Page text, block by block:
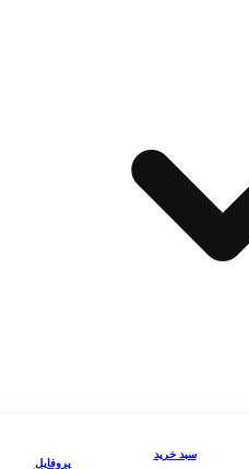
سبد خرید
پروفایل